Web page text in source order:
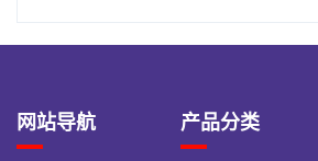
网站导航 产品分类